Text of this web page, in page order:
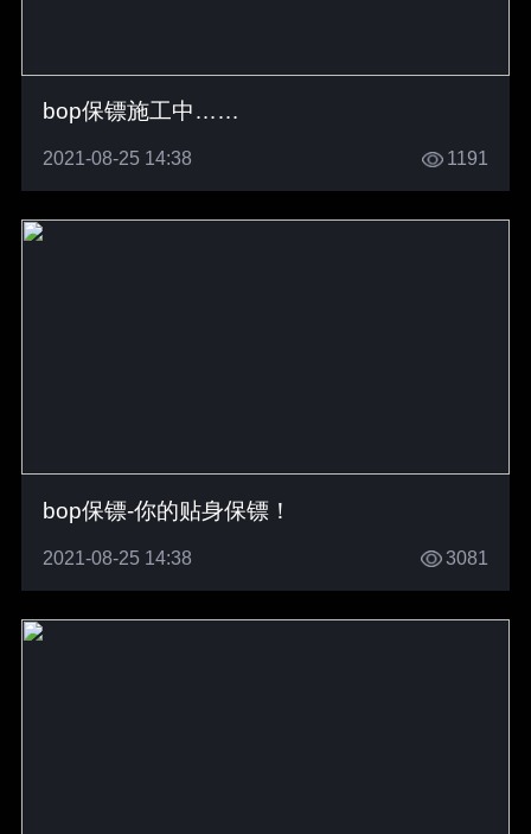
bop保镖施工中……
2021-08-25 14:38 1191
bop保镖-你的贴身保镖！
2021-08-25 14:38 3081